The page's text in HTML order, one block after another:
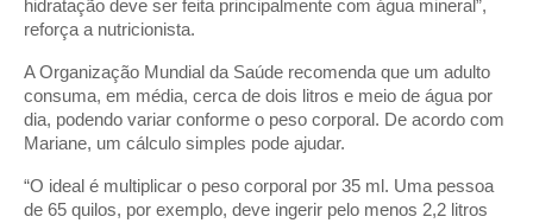
hidratação deve ser feita principalmente com água mineral”,
reforça a nutricionista.
A Organização Mundial da Saúde recomenda que um adulto
consuma, em média, cerca de dois litros e meio de água por
dia, podendo variar conforme o peso corporal. De acordo com
Mariane, um cálculo simples pode ajudar.
“O ideal é multiplicar o peso corporal por 35 ml. Uma pessoa
de 65 quilos, por exemplo, deve ingerir pelo menos 2,2 litros